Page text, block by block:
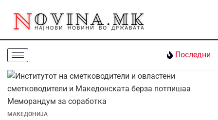
Последни
МАКЕДОНИЈА